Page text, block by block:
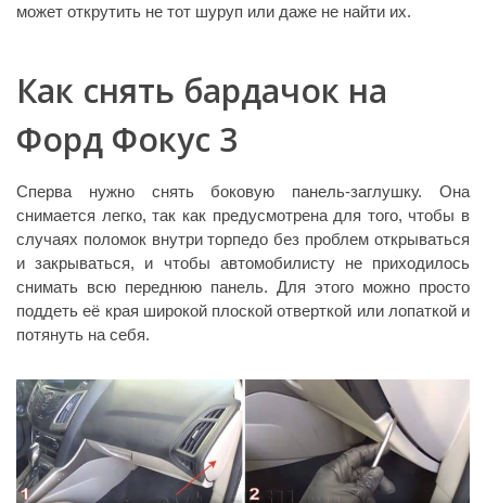
может открутить не тот шуруп или даже не найти их.
Как снять бардачок на
Форд Фокус 3
Сперва нужно снять боковую панель-заглушку. Она
снимается легко, так как предусмотрена для того, чтобы в
случаях поломок внутри торпедо без проблем открываться
и закрываться, и чтобы автомобилисту не приходилось
снимать всю переднюю панель. Для этого можно просто
поддеть её края широкой плоской отверткой или лопаткой и
потянуть на себя.